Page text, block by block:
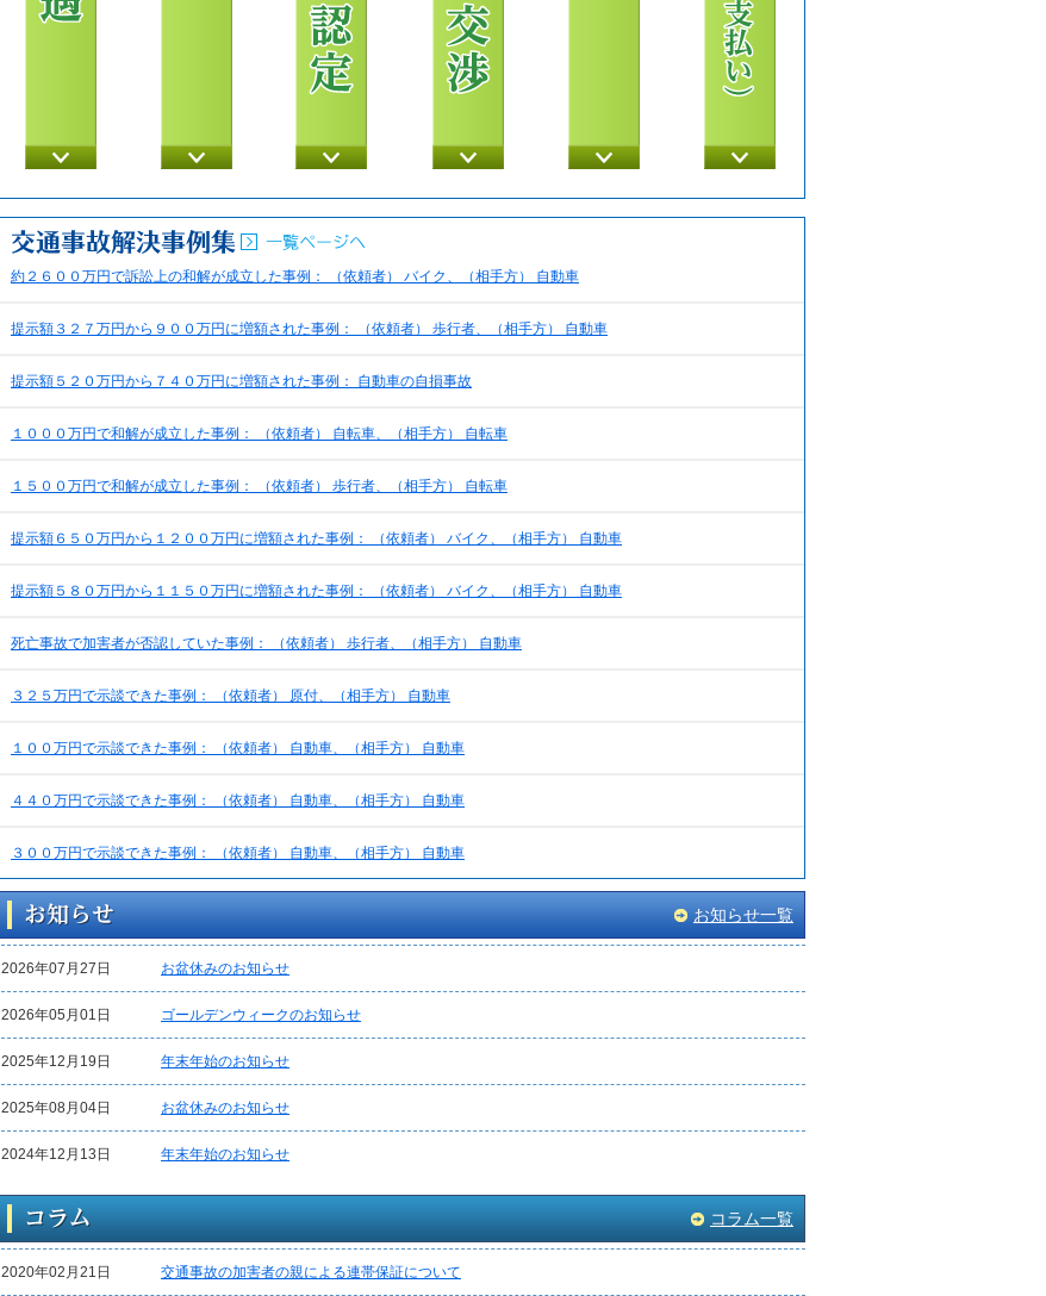
約２６００万円で訴訟上の和解が成立した事例： （依頼者） バイク、（相手方） 自動車
提示額３２７万円から９００万円に増額された事例： （依頼者） 歩行者、（相手方） 自動車
提示額５２０万円から７４０万円に増額された事例： 自動車の自損事故
１０００万円で和解が成立した事例： （依頼者） 自転車、（相手方） 自転車
１５００万円で和解が成立した事例： （依頼者） 歩行者、（相手方） 自転車
提示額６５０万円から１２００万円に増額された事例： （依頼者） バイク、（相手方） 自動車
提示額５８０万円から１１５０万円に増額された事例： （依頼者） バイク、（相手方） 自動車
死亡事故で加害者が否認していた事例： （依頼者） 歩行者、（相手方） 自動車
３２５万円で示談できた事例： （依頼者） 原付、（相手方） 自動車
１００万円で示談できた事例： （依頼者） 自動車、（相手方） 自動車
４４０万円で示談できた事例： （依頼者） 自動車、（相手方） 自動車
３００万円で示談できた事例： （依頼者） 自動車、（相手方） 自動車
2026年07月27日 お盆休みのお知らせ
2026年05月01日 ゴールデンウィークのお知らせ
2025年12月19日 年末年始のお知らせ
2025年08月04日 お盆休みのお知らせ
2024年12月13日 年末年始のお知らせ
お知らせ一覧
2020年02月21日 交通事故の加害者の親による連帯保証について
コラム一覧